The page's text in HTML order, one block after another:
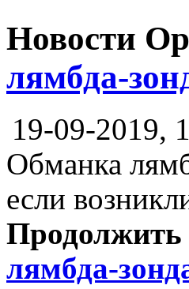
Новости
лямбда-
19-09-2019,
Обманка
если
Продолжить
лямбда-